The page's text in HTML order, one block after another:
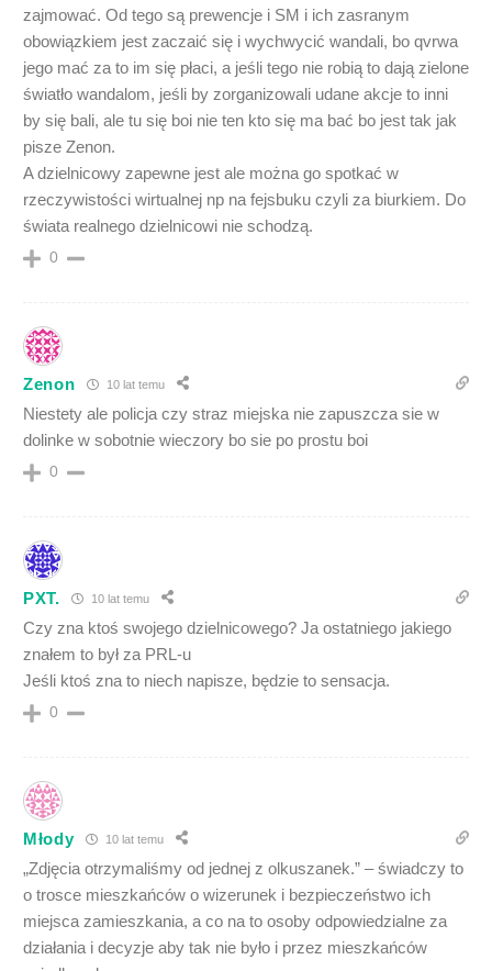
zajmować. Od tego są prewencje i SM i ich zasranym
obowiązkiem jest zaczaić się i wychwycić wandali, bo qvrwa
jego mać za to im się płaci, a jeśli tego nie robią to dają zielone
światło wandalom, jeśli by zorganizowali udane akcje to inni
by się bali, ale tu się boi nie ten kto się ma bać bo jest tak jak
pisze Zenon.
A dzielnicowy zapewne jest ale można go spotkać w
rzeczywistości wirtualnej np na fejsbuku czyli za biurkiem. Do
świata realnego dzielnicowi nie schodzą.
0
Zenon 10 lat temu
Niestety ale policja czy straz miejska nie zapuszcza sie w
dolinke w sobotnie wieczory bo sie po prostu boi
0
PXT. 10 lat temu
Czy zna ktoś swojego dzielnicowego? Ja ostatniego jakiego
znałem to był za PRL-u
Jeśli ktoś zna to niech napisze, będzie to sensacja.
0
Młody 10 lat temu
„Zdjęcia otrzymaliśmy od jednej z olkuszanek.” – świadczy to
o trosce mieszkańców o wizerunek i bezpieczeństwo ich
miejsca zamieszkania, a co na to osoby odpowiedzialne za
działania i decyzje aby tak nie było i przez mieszkańców